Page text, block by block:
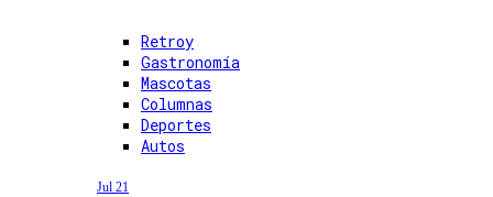
Retroy
Gastronomía
Mascotas
Columnas
Deportes
Autos
Jul 21